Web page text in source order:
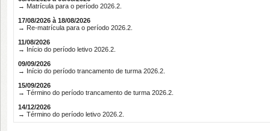
→ Matrícula para o período 2026.2.
17/08/2026 à 18/08/2026
→ Re-matrícula para o período 2026.2.
11/08/2026
→ Início do período letivo 2026.2.
09/09/2026
→ Início do período trancamento de turma 2026.2.
15/09/2026
→ Término do período trancamento de turma 2026.2.
14/12/2026
→ Término do período letivo 2026.2.